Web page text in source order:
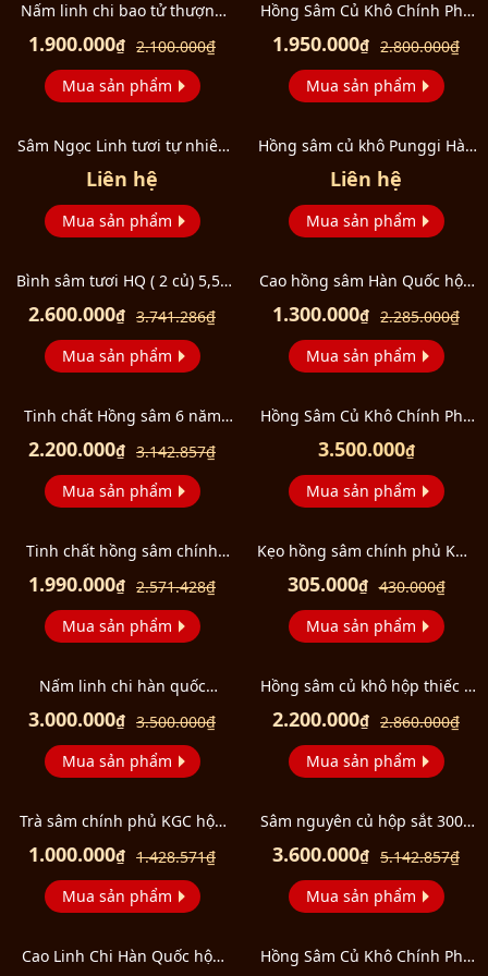
Nấm linh chi bao tử thượng
2.100.000₫
1.900.000₫
Mua sản phẩm
Hồng Sâm Củ Khô Chính Phủ
Củ) NS7632.800.000₫
1.950.000₫
Mua sản phẩm
Sâm Ngọc Linh tươi tự nhiên
loại 5 củ/1kg
Liên hệ
Mua sản phẩm
Hồng sâm củ khô Punggi Hàn
Quốc hộp thiếc 150g NS613
Liên hệ
Mua sản phẩm
Bình sâm tươi HQ ( 2 củ) 5,5L
3.741.286₫
2.600.000₫
Mua sản phẩm
Cao hồng sâm Hàn Quốc hộp
2.285.000₫
1.300.000₫
Mua sản phẩm
Tinh chất Hồng sâm 6 năm
gói NS0883.142.857₫
2.200.000₫
Mua sản phẩm
Hồng Sâm Củ Khô Chính Phủ
Củ) NS654
3.500.000₫
Mua sản phẩm
Tinh chất hồng sâm chính
hộp 10ml x 30 gói NS454
2.571.428₫
1.990.000₫
Mua sản phẩm
Kẹo hồng sâm chính phủ KGC
430.000₫
305.000₫
Mua sản phẩm
Nấm linh chi hàn quốc
3.500.000₫
3.000.000₫
Mua sản phẩm
Hồng sâm củ khô hộp thiếc 6
NS9242.860.000₫
2.200.000₫
Mua sản phẩm
Trà sâm chính phủ KGC hộp
1.428.571₫
1.000.000₫
Mua sản phẩm
Sâm nguyên củ hộp sắt 300g
NS0815.142.857₫
3.600.000₫
Mua sản phẩm
Cao Linh Chi Hàn Quốc hộp
Hồng Sâm Củ Khô Chính Phủ